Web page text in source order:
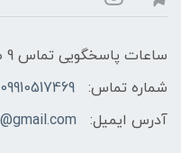
ساعات پاسخگویی تماس 9 صبح الی 9 شب
شماره تماس:
09910517469 و 09336271379
آدرس ایمیل: